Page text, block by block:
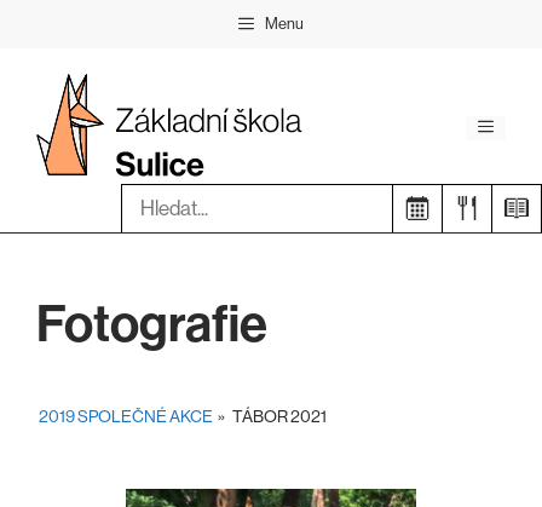
Menu
Menu
Hledat:
Fotografie
2019 SPOLEČNÉ AKCE » TÁBOR 2021